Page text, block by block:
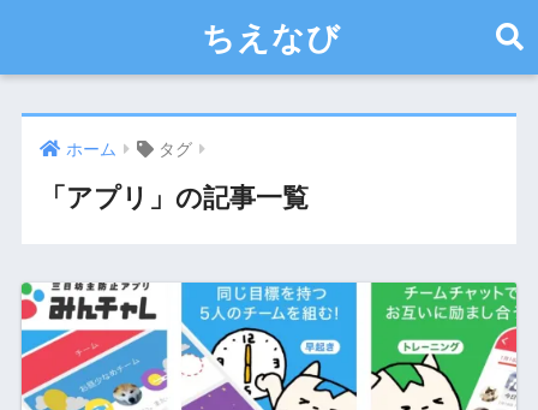
ちえなび
ホーム タグ
「アプリ」の記事一覧